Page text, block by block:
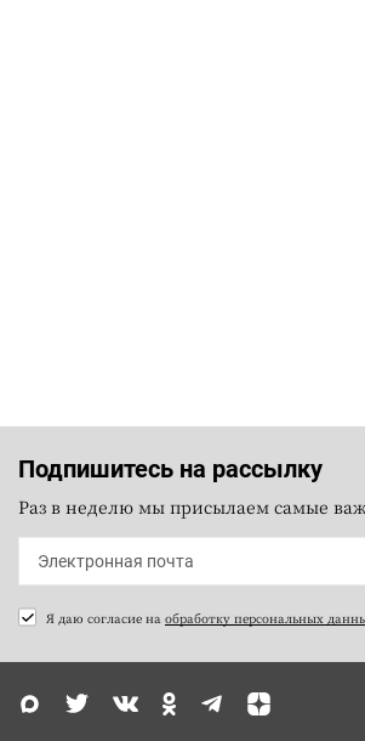
Подпишитесь на рассылку
Раз в неделю мы присылаем самые
Я даю согласие на обработку персональных